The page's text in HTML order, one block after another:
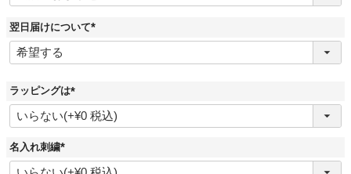
須
翌日届けについて
(
須
ラッピングは
(
必
須
名入れ刺繍
(
必